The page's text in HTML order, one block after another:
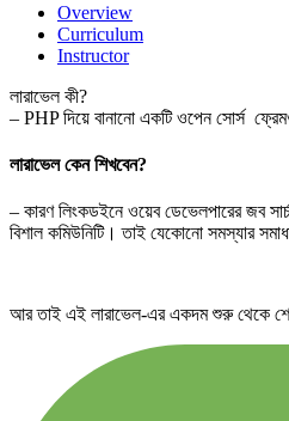
Overview
Curriculum
Instructor
লারাভেল কী?
– PHP দিয়ে বানানো একটি ওপেন সোর্স
লারাভেল কেন শিখবেন?
– কারণ লিংকডইনে ওয়েব ডেভেলপারের জব
বিশাল কমিউনিটি। তাই যেকোনো সমস্যার
আর তাই এই লারাভেল-এর একদম শুরু থেকে শেষ